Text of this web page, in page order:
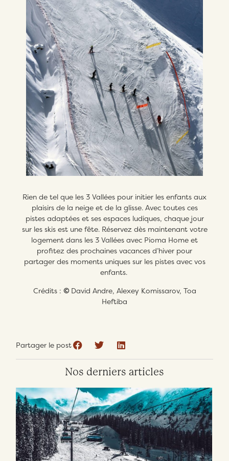
Rien de tel que les 3 Vallées pour initier les enfants aux
plaisirs de la neige et de la glisse. Avec toutes ces
pistes adaptées et ses espaces ludiques, chaque jour
sur les skis est une fête. Réservez dès maintenant votre
logement dans les 3 Vallées avec Pioma Home et
profitez des prochaines vacances d’hiver pour
partager des moments uniques sur les pistes avec vos
enfants.
Crédits : © David Andre, Alexey Komissarov, Toa
Heftiba
Partager le post
Nos derniers articles